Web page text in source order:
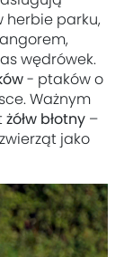
herbie parku,
wędrówek.
- ptaków o
Ważnym
żółw błotny –
jako